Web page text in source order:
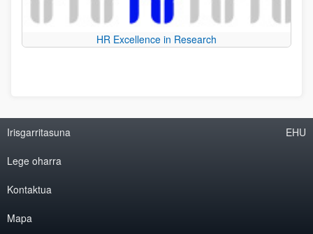
HR Excellence in Research
Irisgarritasuna
Lege oharra
Kontaktua
Mapa
EHU